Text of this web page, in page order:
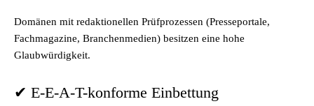
Domänen mit redaktionellen Prüfprozessen (Presseportale,
Fachmagazine, Branchenmedien) besitzen eine hohe
Glaubwürdigkeit.
✔ E-E-A-T-konforme Einbettung